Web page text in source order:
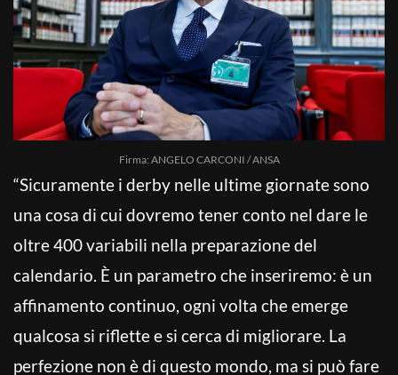
Firma: ANGELO CARCONI / ANSA
“Sicuramente i derby nelle ultime giornate sono
una cosa di cui dovremo tener conto nel dare le
oltre 400 variabili nella preparazione del
calendario. È un parametro che inseriremo: è un
affinamento continuo, ogni volta che emerge
qualcosa si riflette e si cerca di migliorare. La
perfezione non è di questo mondo, ma si può fare